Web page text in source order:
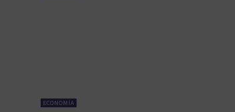
ECONOMÍA